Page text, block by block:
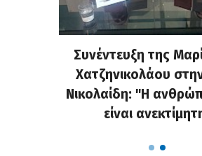
Συνέντευξη της
Χατζηνικολάου
Νικολαίδη: "Η
είναι